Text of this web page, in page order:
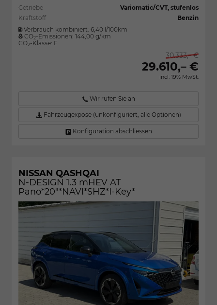
Getriebe
Variomatic/CVT, stufenlos
Kraftstoff
Benzin
Verbrauch kombiniert: 6,40 l/100km
CO2-Emissionen: 144,00 g/km
CO2-Klasse: E
30.333,– €
29.610,– €
incl. 19% MwSt.
Wir rufen Sie an
Fahrzeugexpose (unkonfiguriert, alle Optionen)
Konfiguration abschliessen
NISSAN QASHQAI
N-DESIGN 1.3 mHEV AT
Pano*20"*NAVI*SHZ*I-Key*